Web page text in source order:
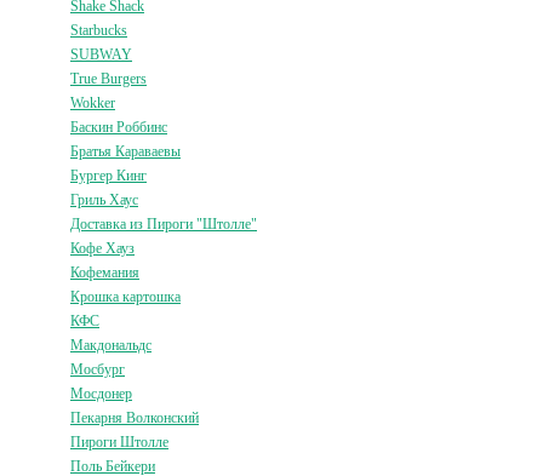
Shake Shack
Starbucks
SUBWAY
True Burgers
Wokker
Баскин Роббинс
Братья Караваевы
Бургер Кинг
Гриль Хаус
Доставка из Пироги "Штолле"
Кофе Хауз
Кофемания
Крошка картошка
КФС
Макдональдс
Мосбург
Мосдонер
Пекарня Волконский
Пироги Штолле
Поль Бейкери